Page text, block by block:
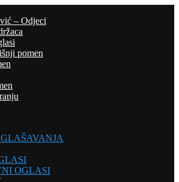
– Odjeci
pomen
OGLASI